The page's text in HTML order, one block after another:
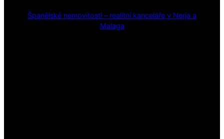
Španělské nemovitosti – realitní kanceláře v Nerja a
Malaga